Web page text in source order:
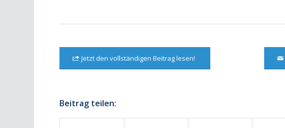
Jetzt den vollständigen Beitrag lesen!
Beitrag teilen: